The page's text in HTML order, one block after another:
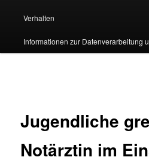
Verhalten
Informationen zur Datenverarbeitung
Jugendliche
Notärztin im